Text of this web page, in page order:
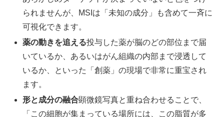
られませんが、MSIは「未知の成分」も含めて一斉に
可視化できます。
薬の動きを追える投与した薬が脳のどの部位まで届
いているか、あるいはがん組織の内部まで浸透して
いるか、といった「創薬」の現場で非常に重宝され
ます。
形と成分の融合顕微鏡写真と重ね合わせることで、
「この細胞が集まっている場所には、この脂質が多